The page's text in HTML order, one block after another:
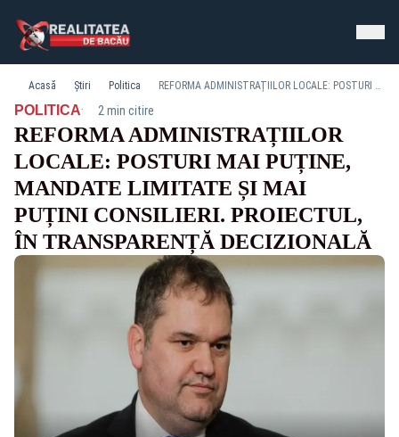
Acasă Știri Politica REFORMA ADMINISTRAȚIILOR LOCALE: POSTURI MAI PUȚINE, MANDATE LIMITATE ȘI MAI PUȚINI CONSILIERI. PROIECTUL, ÎN TRANSPARENȚĂ DECIZIONALĂ
POLITICA· 2 min citire
REFORMA ADMINISTRAȚIILOR
LOCALE: POSTURI MAI PUȚINE,
MANDATE LIMITATE ȘI MAI
PUȚINI CONSILIERI. PROIECTUL,
ÎN TRANSPARENȚĂ DECIZIONALĂ